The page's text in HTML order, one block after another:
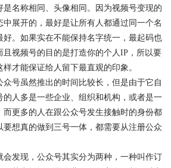
名称相同、头像相同。因为视频号变现的
展开的，最好是让所有人都通过同一个名
好。如果实在不能保持名字统一，最起码也
且视频号的目的是打造你的个人IP，所以要
才能保证给人留下最直观的印象。
号虽然推出的时间比较长，但是由于它自
的人多是一些企业、组织和机构，或者是一
而更多的人在跟公众号发生接触时的身份都
想真的做到三号一体，都需要从注册公众
会发现，公众号其实分为两种，一种叫作订